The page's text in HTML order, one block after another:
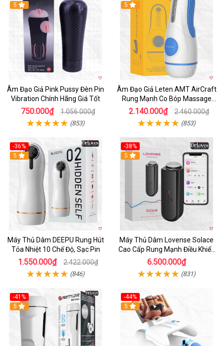
5
Âm Đạo Giả Pink Pussy Đèn Pin
Vibration Chính Hãng Giá Tốt
750.000₫ 1.056.000₫
(853)
5
Âm Đạo Giả Leten AMT AirCraft
Rung Mạnh Co Bóp Massage
Êm Ái
2.140.000₫ 2.460.000₫
(853)
-36%
Hot
5
Máy Thủ Dâm DEEPU Rung Hút
Tỏa Nhiệt 10 Chế Độ, Sạc Pin
1.550.000₫ 2.422.000₫
(846)
-38%
Hot
5
Máy Thủ Dâm Lovense Solace
Cao Cấp Rung Mạnh Điều Khiển
App
6.500.000₫
(831)
-41%
Hot
5
-44%
Hot
5